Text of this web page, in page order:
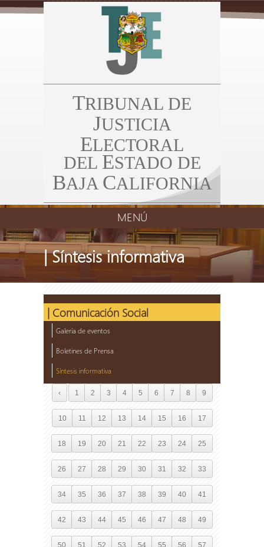
TRIBUNAL DE
JUSTICIA
ELECTORAL
DEL ESTADO DE
BAJA CALIFORNIA
MENÚ
| Síntesis informativa
| Comunicación Social
Galería de eventos
Boletines de Prensa
Síntesis informativa
‹ 1 2 3 4 5 6 7 8 9
10 11 12 13 14 15 16 17
18 19 20 21 22 23 24 25
26 27 28 29 30 31 32 33
34 35 36 37 38 39 40 41
42 43 44 45 46 47 48 49
50 51 52 53 54 55 56 57